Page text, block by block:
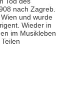
nach Zagreb.
und wurde
Wieder in
im Musikleben